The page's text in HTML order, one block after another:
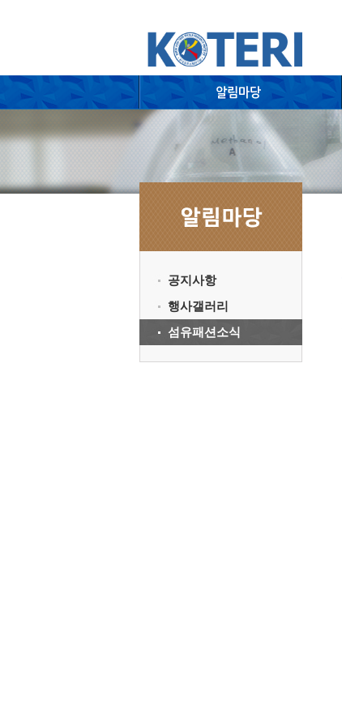
공지사항
행사갤러리
섬유패션소식